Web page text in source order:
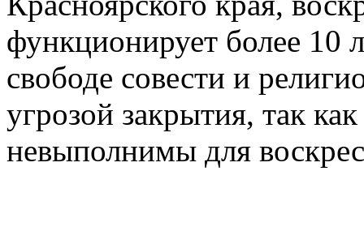
функционирует более 10
свободе совести и
угрозой закрытия, так
невыполнимы для